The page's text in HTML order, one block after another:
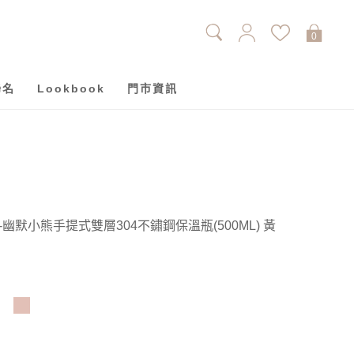
Lookbook 門市資訊
默小熊手提式雙層304不鏽鋼保溫瓶(500ML) 黃
0